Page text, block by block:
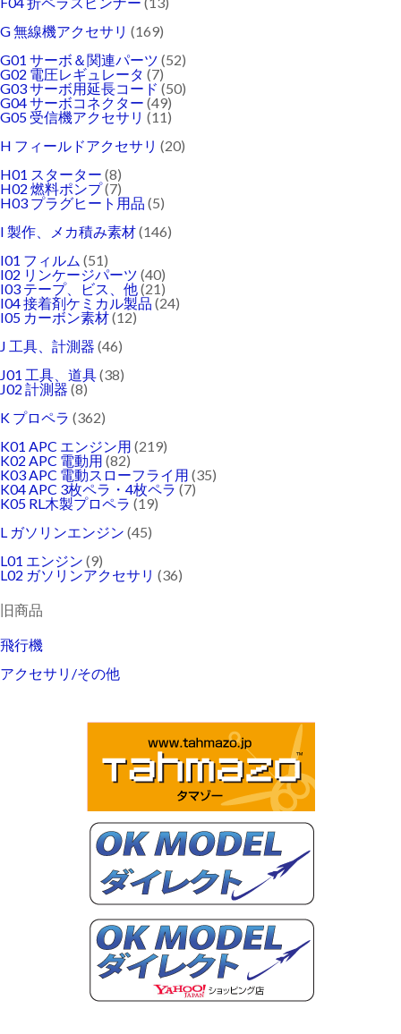
G 無線機アクセサリ (169)
G01 サーボ＆関連パーツ (52)
G02 電圧レギュレータ (7)
G03 サーボ用延長コード (50)
G04 サーボコネクター (49)
G05 受信機アクセサリ (11)
H フィールドアクセサリ (20)
H01 スターター (8)
H02 燃料ポンプ(7)
H03 プラグヒート用品 (5)
I 製作、メカ積み素材(146)
I01 フィルム (51)
I02 リンケージパーツ (40)
I03 テープ、ビス、他(21)
I04 接着剤ケミカル製品 (24)
I05 カーボン素材(12)
J 工具、計測器 (46)
J01 工具、道具(38)
J02 計測器 (8)
K プロペラ (362)
K01 APC エンジン用 (219)
K02 APC 電動用 (82)
K03 APC 電動スローフライ用 (35)
K04 APC 3枚ペラ・4枚ペラ (7)
K05 RL木製プロペラ (19)
L ガソリンエンジン (45)
L01 エンジン (9)
L02 ガソリンアクセサリ (36)
旧商品
飛行機
アクセサリ/その他